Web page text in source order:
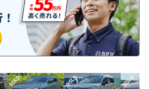
SOLD SOLD SOLD